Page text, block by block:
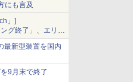
にも言及
」]
グ終了」、エリア
イルの課題
最新型装置を国内
9月末で終了